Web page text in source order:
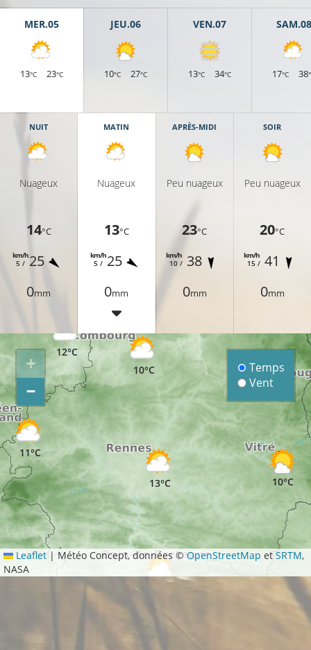
MER.05
13°C 23°C
JEU.06
10°C 27°C
VEN.07
13°C 34°C
SAM.08
17°C 38
NUIT
Nuageux
14°C
5 /
km/h25
0mm
MATIN
Nuageux
13°C
5 /
km/h25
0mm
APRÈS-MIDI
Peu nuageux
23°C
10 /
km/h 38
0mm
SOIR
Peu nuageux
20°C
15 /
km/h 41
0mm
12°C
10°C
13°C
11°C
10°C
+
−
Temps
Vent
Leaflet | Météo Concept, données ©OpenStreetMap etSRTM,
NASA